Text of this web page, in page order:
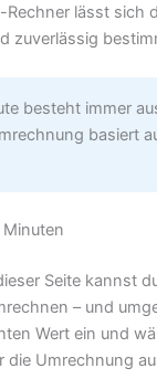
lässt sich
zuverlässig
besteht immer
basiert
Seite kannst
– und
Wert ein und
die Umrechnung